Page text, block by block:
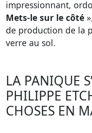
impressionnant,
Mets-le sur le côté
de production de la
verre au sol.
LA PANIQUE
PHILIPPE
CHOSES EN